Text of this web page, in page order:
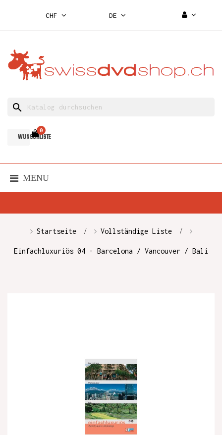
CHF DE
search
WUNSCHLISTE
0
MENU
Startseite Vollständige Liste
Einfachluxuriös 04 - Barcelona / Vancouver / Bali